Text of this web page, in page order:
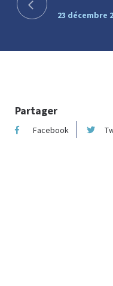
23 décembre
Partager
Facebook